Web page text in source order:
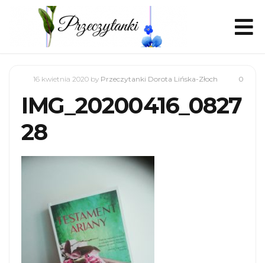
0
16 kwietnia 2020 by Przeczytanki Dorota Lińska-Złoch
IMG_20200416_0827
28